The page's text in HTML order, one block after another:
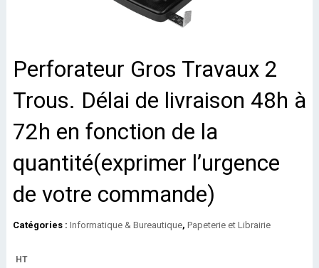
Perforateur Gros Travaux 2
Trous. Délai de livraison 48h à
72h en fonction de la
quantité(exprimer l’urgence
de votre commande)
Catégories : Informatique & Bureautique, Papeterie et Librairie
HT